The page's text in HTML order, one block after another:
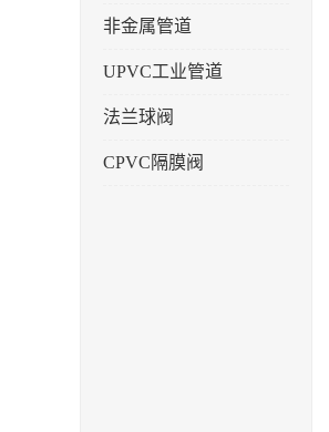
非金属管道
UPVC工业管道
法兰球阀
CPVC隔膜阀